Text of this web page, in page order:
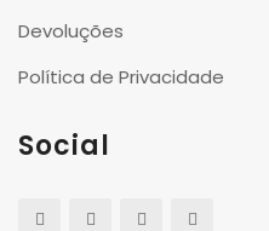
Devoluções
Política de Privacidade
Social